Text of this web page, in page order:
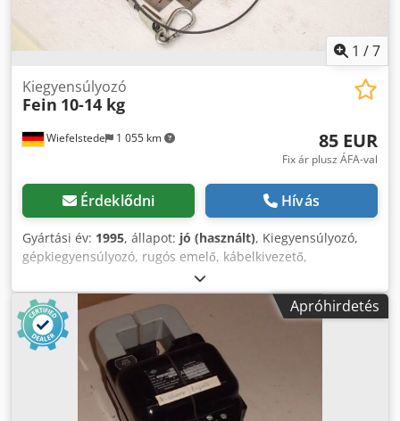
1 /7
Wiefelstede 1 055 km
Kiegyensúlyozó
Fein 10-14 kg
85 EUR
Fix ár plusz ÁFA-val
Érdeklődni Hívás
Gyártási év: 1995, állapot: jó (használt), Kiegyensúlyozó,
gépkiegyensúlyozó, rugós emelő, kábelkivezető,
súlykiegyenlítő, felcsévélő - Gyártó: Fein, rugós
kiegyensúlyozó - Teherbírás: 10–14 kg Credpfx Aozhugljb
Eef - Rendelési szám: 90801029002 - Mennyiség: 1 db
rugós emelő elérhető - Méret: 310/190/135 mm - Saját
tömeg: 4 kg
Apróhirdetés